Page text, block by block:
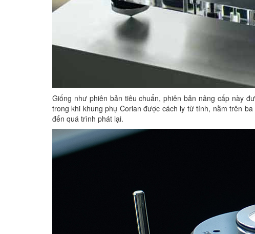
Giống như phiên bản tiêu chuẩn, phiên bản nâng cấp này
trong khi khung phụ Corian được cách ly từ tính, nằm trên
đến quá trình phát lại.